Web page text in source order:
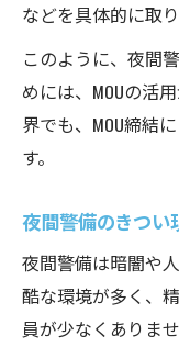
などを具体的に取
このように、夜間
めには、MOUの活
界でも、MOU締結
す。
夜間警備のきつい
夜間警備は暗闇や
酷な環境が多く、
員が少なくありま